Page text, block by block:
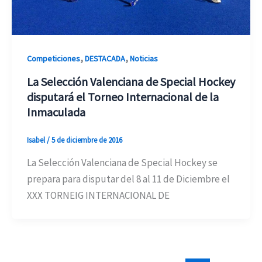
Competiciones,DESTACADA,Noticias
La Selección Valenciana de Special Hockey
disputará el Torneo Internacional de la
Inmaculada
Isabel/5 de diciembre de 2016
La Selección Valenciana de Special Hockey se
prepara para disputar del 8 al 11 de Diciembre el
XXX TORNEIG INTERNACIONAL DE